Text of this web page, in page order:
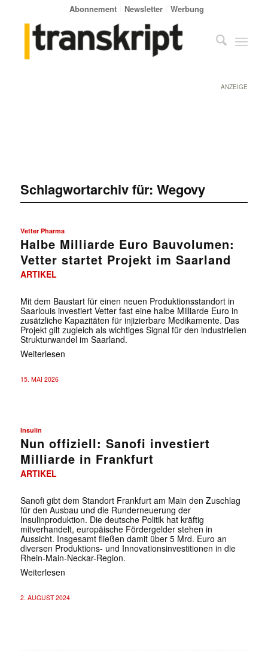
Abonnement Newsletter Werbung
ANZEIGE
Schlagwortarchiv für: Wegovy
Vetter Pharma
Halbe Milliarde Euro Bauvolumen:
Vetter startet Projekt im Saarland
ARTIKEL
Mit dem Baustart für einen neuen Produktionsstandort in
Saarlouis investiert Vetter fast eine halbe Milliarde Euro in
zusätzliche Kapazitäten für injizierbare Medikamente. Das
Projekt gilt zugleich als wichtiges Signal für den industriellen
Strukturwandel im Saarland.
Weiterlesen
15. MAI 2026
Insulin
Nun offiziell: Sanofi investiert
Milliarde in Frankfurt
ARTIKEL
Sanofi gibt dem Standort Frankfurt am Main den Zuschlag
für den Ausbau und die Runderneuerung der
Insulinproduktion. Die deutsche Politik hat kräftig
mitverhandelt, europäische Fördergelder stehen in
Aussicht. Insgesamt fließen damit über 5 Mrd. Euro an
diversen Produktions- und Innovationsinvestitionen in die
Rhein-Main-Neckar-Region.
Weiterlesen
2. AUGUST 2024